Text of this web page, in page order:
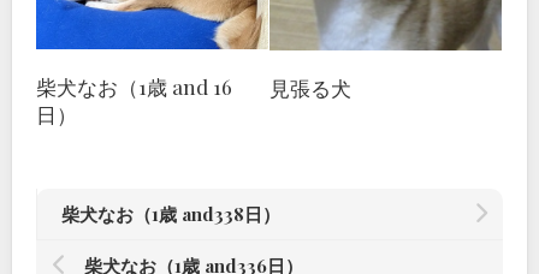
柴犬なお（1歳 and 16
日）
見張る犬
柴犬なお（1歳 and338日）
柴犬なお（1歳 and336日）